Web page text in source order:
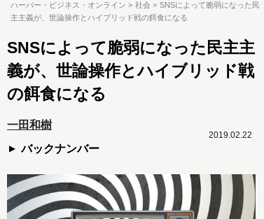
ハーバー・ビジネス・オンライン 社会
SNSによって脆弱になった民
主主義が、世論操作とハイブリッド戦の餌食になる
SNSによって脆弱になった民主主
義が、世論操作とハイブリッド戦
の餌食になる
一田和樹
バックナンバー
2019.02.22